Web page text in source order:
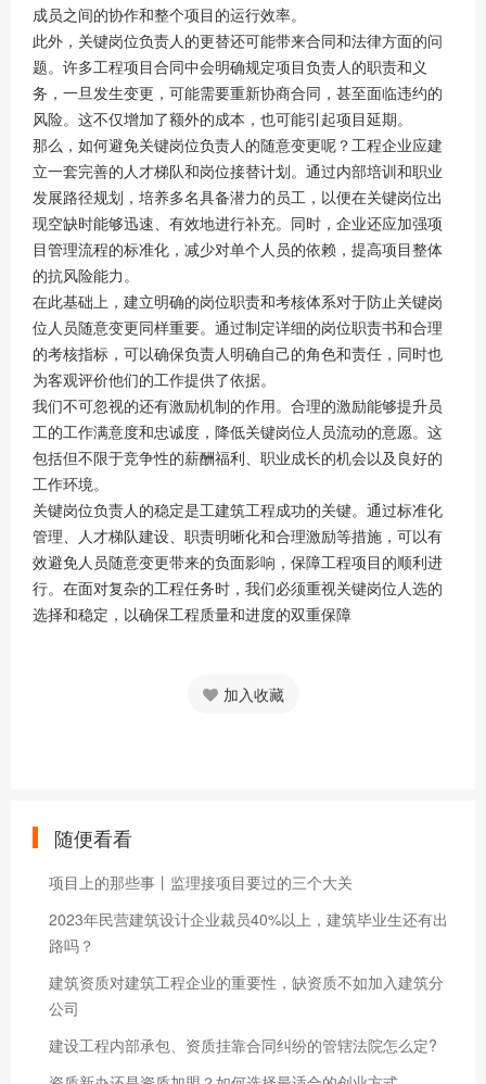
成员之间的协作和整个项目的运行效率。
此外，关键岗位负责人的更替还可能带来合同和法律方面的问
题。许多工程项目合同中会明确规定项目负责人的职责和义
务，一旦发生变更，可能需要重新协商合同，甚至面临违约的
风险。这不仅增加了额外的成本，也可能引起项目延期。
那么，如何避免关键岗位负责人的随意变更呢？工程企业应建
立一套完善的人才梯队和岗位接替计划。通过内部培训和职业
发展路径规划，培养多名具备潜力的员工，以便在关键岗位出
现空缺时能够迅速、有效地进行补充。同时，企业还应加强项
目管理流程的标准化，减少对单个人员的依赖，提高项目整体
的抗风险能力。
在此基础上，建立明确的岗位职责和考核体系对于防止关键岗
位人员随意变更同样重要。通过制定详细的岗位职责书和合理
的考核指标，可以确保负责人明确自己的角色和责任，同时也
为客观评价他们的工作提供了依据。
我们不可忽视的还有激励机制的作用。合理的激励能够提升员
工的工作满意度和忠诚度，降低关键岗位人员流动的意愿。这
包括但不限于竞争性的薪酬福利、职业成长的机会以及良好的
工作环境。
关键岗位负责人的稳定是工建筑工程成功的关键。通过标准化
管理、人才梯队建设、职责明晰化和合理激励等措施，可以有
效避免人员随意变更带来的负面影响，保障工程项目的顺利进
行。在面对复杂的工程任务时，我们必须重视关键岗位人选的
选择和稳定，以确保工程质量和进度的双重保障
加入收藏
随便看看
项目上的那些事丨监理接项目要过的三个大关
2023年民营建筑设计企业裁员40%以上，建筑毕业生还有出
路吗？
建筑资质对建筑工程企业的重要性，缺资质不如加入建筑分
公司
建设工程内部承包、资质挂靠合同纠纷的管辖法院怎么定?